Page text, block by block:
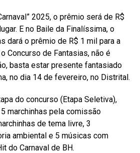
2025, o prêmio será de R$
E no Baile da Finalíssima, o
dará o prêmio de R$ 1 mil para a
Concurso de Fantasias, não é
basta estar presente fantasiado
no dia 14 de fevereiro, no Distrital.
do concurso (Etapa Seletiva),
marchinhas pela comissão
de tema livre, 3
ambiental e 5 músicas com
do Carnaval de BH.